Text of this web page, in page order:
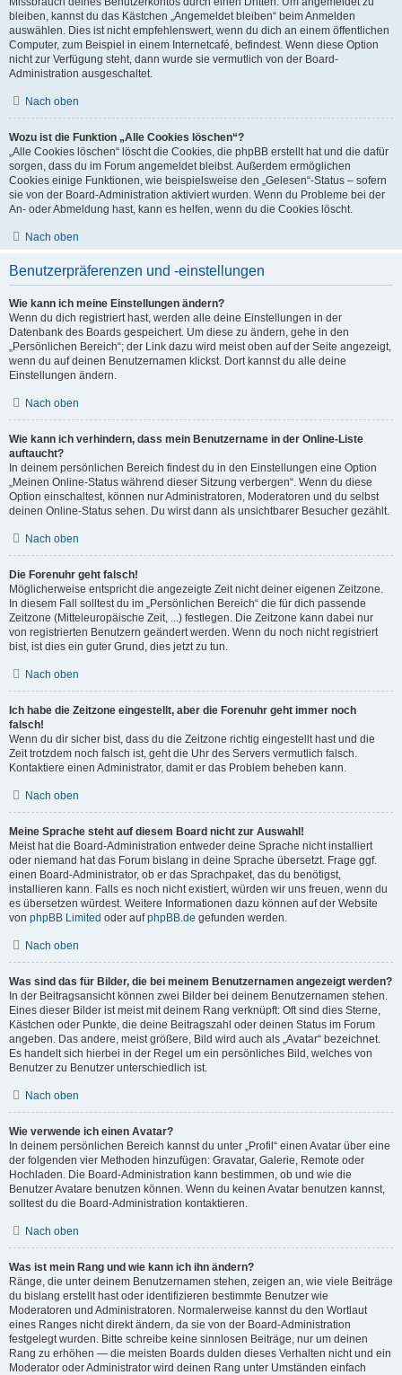
bleiben, kannst du das Kästchen „Angemeldet bleiben“ beim Anmelden
auswählen. Dies ist nicht empfehlenswert, wenn du dich an einem öffentlichen
Computer, zum Beispiel in einem Internetcafé, befindest. Wenn diese Option
nicht zur Verfügung steht, dann wurde sie vermutlich von der Board-
Administration ausgeschaltet.
Nach oben
Wozu ist die Funktion „Alle Cookies löschen“?
„Alle Cookies löschen“ löscht die Cookies, die phpBB erstellt hat und die dafür
sorgen, dass du im Forum angemeldet bleibst. Außerdem ermöglichen
Cookies einige Funktionen, wie beispielsweise den „Gelesen“-Status – sofern
sie von der Board-Administration aktiviert wurden. Wenn du Probleme bei der
An- oder Abmeldung hast, kann es helfen, wenn du die Cookies löscht.
Nach oben
Benutzerpräferenzen und -einstellungen
Wie kann ich meine Einstellungen ändern?
Wenn du dich registriert hast, werden alle deine Einstellungen in der
Datenbank des Boards gespeichert. Um diese zu ändern, gehe in den
„Persönlichen Bereich“; der Link dazu wird meist oben auf der Seite angezeigt,
wenn du auf deinen Benutzernamen klickst. Dort kannst du alle deine
Einstellungen ändern.
Nach oben
Wie kann ich verhindern, dass mein Benutzername in der Online-Liste
auftaucht?
In deinem persönlichen Bereich findest du in den Einstellungen eine Option
„Meinen Online-Status während dieser Sitzung verbergen“. Wenn du diese
Option einschaltest, können nur Administratoren, Moderatoren und du selbst
deinen Online-Status sehen. Du wirst dann als unsichtbarer Besucher gezählt.
Nach oben
Die Forenuhr geht falsch!
Möglicherweise entspricht die angezeigte Zeit nicht deiner eigenen Zeitzone.
In diesem Fall solltest du im „Persönlichen Bereich“ die für dich passende
Zeitzone (Mitteleuropäische Zeit, ...) festlegen. Die Zeitzone kann dabei nur
von registrierten Benutzern geändert werden. Wenn du noch nicht registriert
bist, ist dies ein guter Grund, dies jetzt zu tun.
Nach oben
Ich habe die Zeitzone eingestellt, aber die Forenuhr geht immer noch
falsch!
Wenn du dir sicher bist, dass du die Zeitzone richtig eingestellt hast und die
Zeit trotzdem noch falsch ist, geht die Uhr des Servers vermutlich falsch.
Kontaktiere einen Administrator, damit er das Problem beheben kann.
Nach oben
Meine Sprache steht auf diesem Board nicht zur Auswahl!
Meist hat die Board-Administration entweder deine Sprache nicht installiert
oder niemand hat das Forum bislang in deine Sprache übersetzt. Frage ggf.
einen Board-Administrator, ob er das Sprachpaket, das du benötigst,
installieren kann. Falls es noch nicht existiert, würden wir uns freuen, wenn du
es übersetzen würdest. Weitere Informationen dazu können auf der Website
von phpBB Limited oder aufphpBB.de gefunden werden.
Nach oben
Was sind das für Bilder, die bei meinem Benutzernamen angezeigt werden?
In der Beitragsansicht können zwei Bilder bei deinem Benutzernamen stehen.
Eines dieser Bilder ist meist mit deinem Rang verknüpft: Oft sind dies Sterne,
Kästchen oder Punkte, die deine Beitragszahl oder deinen Status im Forum
angeben. Das andere, meist größere, Bild wird auch als „Avatar“ bezeichnet.
Es handelt sich hierbei in der Regel um ein persönliches Bild, welches von
Benutzer zu Benutzer unterschiedlich ist.
Nach oben
Wie verwende ich einen Avatar?
In deinem persönlichen Bereich kannst du unter „Profil“ einen Avatar über eine
der folgenden vier Methoden hinzufügen: Gravatar, Galerie, Remote oder
Hochladen. Die Board-Administration kann bestimmen, ob und wie die
Benutzer Avatare benutzen können. Wenn du keinen Avatar benutzen kannst,
solltest du die Board-Administration kontaktieren.
Nach oben
Was ist mein Rang und wie kann ich ihn ändern?
Ränge, die unter deinem Benutzernamen stehen, zeigen an, wie viele Beiträge
du bislang erstellt hast oder identifizieren bestimmte Benutzer wie
Moderatoren und Administratoren. Normalerweise kannst du den Wortlaut
eines Ranges nicht direkt ändern, da sie von der Board-Administration
festgelegt wurden. Bitte schreibe keine sinnlosen Beiträge, nur um deinen
Rang zu erhöhen — die meisten Boards dulden dieses Verhalten nicht und ein
Moderator oder Administrator wird deinen Rang unter Umständen einfach